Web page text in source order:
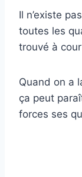
Il n’existe
toutes les
trouvé à
Quand on a
ça peut
forces ses